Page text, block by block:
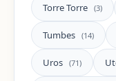
Torre Torre (3)
Tumbes (14)
Uros (71)